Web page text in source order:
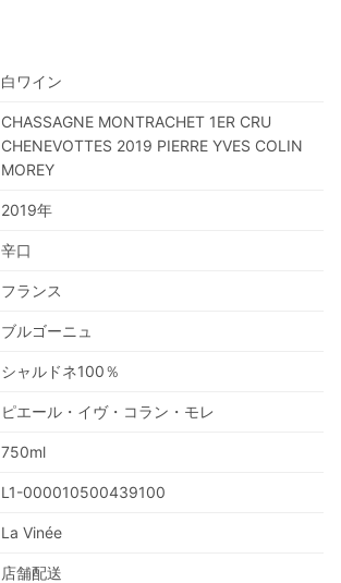
白ワイン
CHASSAGNE MONTRACHET 1ER CRU
CHENEVOTTES 2019 PIERRE YVES COLIN
MOREY
2019年
辛口
フランス
ブルゴーニュ
シャルドネ100％
ピエール・イヴ・コラン・モレ
750ml
L1-000010500439100
La Vinée
店舗配送